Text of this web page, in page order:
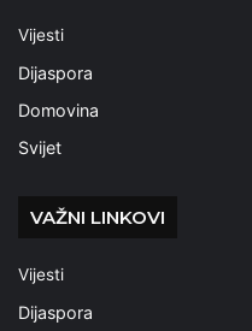
Vijesti
Dijaspora
Domovina
Svijet
VAŽNI LINKOVI
Vijesti
Dijaspora